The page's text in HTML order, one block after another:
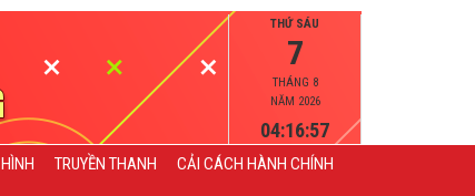
THỨ SÁU
7
THÁNG 8
NĂM 2026
04:16:59
TRUYỀN THANH
CẢI CÁCH HÀNH CHÍNH